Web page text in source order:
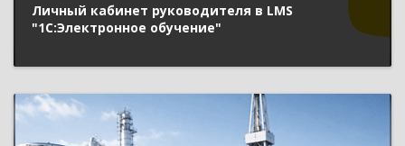
Личный кабинет руководителя в LMS
"1С:Электронное обучение"